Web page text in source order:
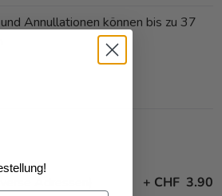
Annullationen können bis zu 37
+ CHF 3.90